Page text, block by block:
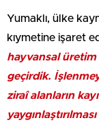
Yumaklı, ülke
kıymetine işaret
hayvansal üretim
geçirdik.
ziraî alanların